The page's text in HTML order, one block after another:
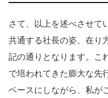
さて、以上を述べさせて
共通する社長の姿、在り
記の通りとなります。こ
で培われてきた膨大な先
ベースにしながら、私が